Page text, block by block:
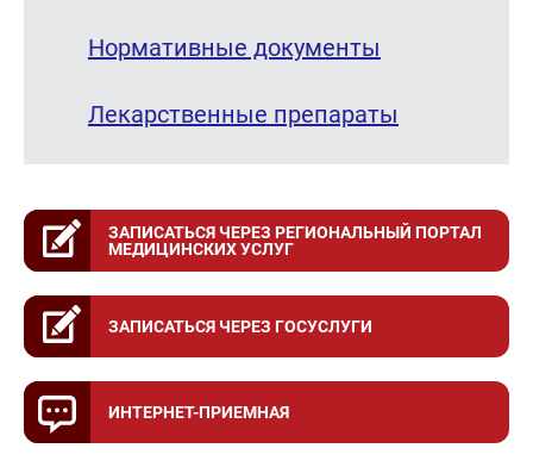
Нормативные документы
Лекарственные препараты
ЗАПИСАТЬСЯ ЧЕРЕЗ РЕГИОНАЛЬНЫЙ ПОРТАЛ
МЕДИЦИНСКИХ УСЛУГ
ЗАПИСАТЬСЯ ЧЕРЕЗ ГОСУСЛУГИ
ИНТЕРНЕТ-ПРИЕМНАЯ